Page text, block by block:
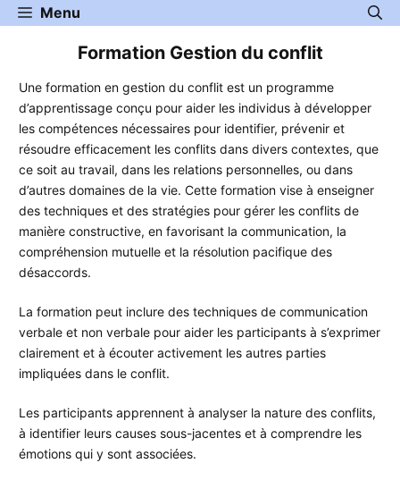
Aller
au
Menu
Formation Gestion du conflit
Une formation en gestion du conflit est un programme
d’apprentissage conçu pour aider les individus à développer
les compétences nécessaires pour identifier, prévenir et
résoudre efficacement les conflits dans divers contextes, que
ce soit au travail, dans les relations personnelles, ou dans
d’autres domaines de la vie. Cette formation vise à enseigner
des techniques et des stratégies pour gérer les conflits de
manière constructive, en favorisant la communication, la
compréhension mutuelle et la résolution pacifique des
désaccords.
La formation peut inclure des techniques de communication
verbale et non verbale pour aider les participants à s’exprimer
clairement et à écouter activement les autres parties
impliquées dans le conflit.
Les participants apprennent à analyser la nature des conflits,
à identifier leurs causes sous-jacentes et à comprendre les
émotions qui y sont associées.